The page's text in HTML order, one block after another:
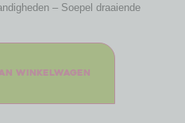
– Soepel draaiende
winkelwagen